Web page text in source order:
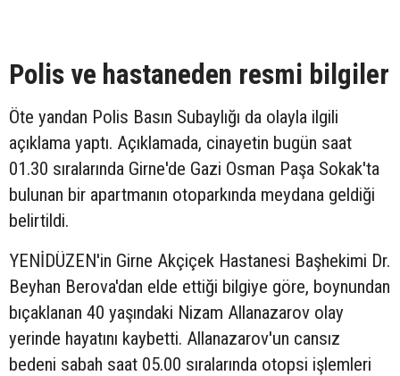
Polis ve hastaneden resmi bilgiler
Öte yandan Polis Basın Subaylığı da olayla ilgili
açıklama yaptı. Açıklamada, cinayetin bugün saat
01.30 sıralarında Girne'de Gazi Osman Paşa Sokak'ta
bulunan bir apartmanın otoparkında meydana geldiği
belirtildi.
YENİDÜZEN'in Girne Akçiçek Hastanesi Başhekimi Dr.
Beyhan Berova'dan elde ettiği bilgiye göre, boynundan
bıçaklanan 40 yaşındaki Nizam Allanazarov olay
yerinde hayatını kaybetti. Allanazarov'un cansız
bedeni sabah saat 05.00 sıralarında otopsi işlemleri